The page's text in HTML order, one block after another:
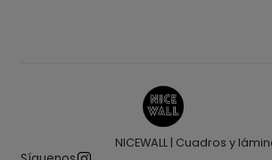
NICEWALL | Cuadros y